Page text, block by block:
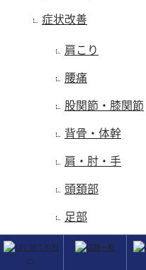
症状改善
肩こり
腰痛
股関節・膝関節
背骨・体幹
肩・肘・手
頭頚部
足部
姿勢/ゆがみ